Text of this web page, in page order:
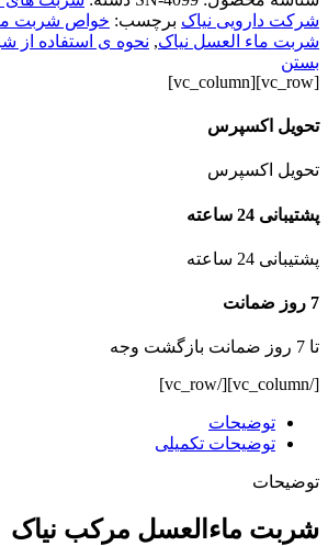
شرکت دارویی نیاک برچسب: خواص شربت
شربت ماء العسل نیاک, نحوه ی استفاده از
بستن
[vc_row][vc_column]
تحویل اکسپرس
تحویل اکسپرس
پشتیبانی 24 ساعته
پشتیبانی 24 ساعته
7 روز ضمانت
تا 7 روز ضمانت بازگشت وجه
[/vc_column][/vc_row]
توضیحات
توضیحات تکمیلی
توضیحات
شربت ماءالعسل مرکب نیاک